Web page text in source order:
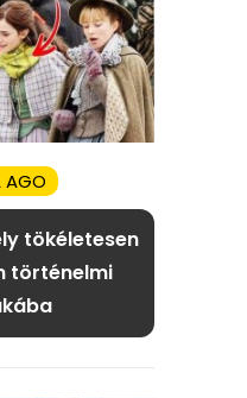
AGO
tökéletesen
történelmi